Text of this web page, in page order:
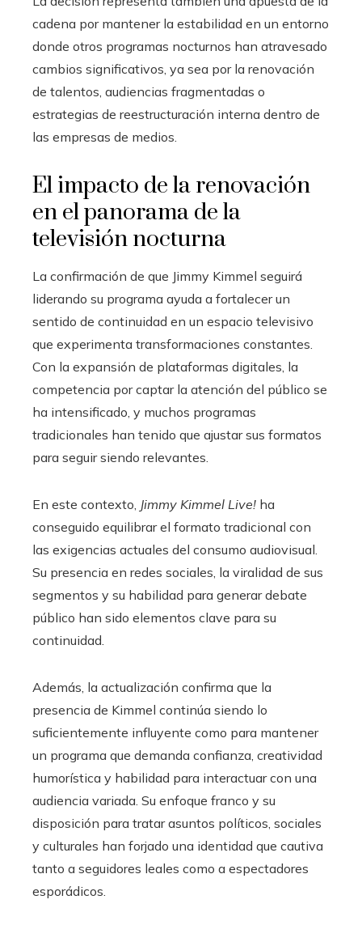
cadena por mantener la estabilidad en un entorno
donde otros programas nocturnos han atravesado
cambios significativos, ya sea por la renovación
de talentos, audiencias fragmentadas o
estrategias de reestructuración interna dentro de
las empresas de medios.
El impacto de la renovación
en el panorama de la
televisión nocturna
La confirmación de que Jimmy Kimmel seguirá
liderando su programa ayuda a fortalecer un
sentido de continuidad en un espacio televisivo
que experimenta transformaciones constantes.
Con la expansión de plataformas digitales, la
competencia por captar la atención del público se
ha intensificado, y muchos programas
tradicionales han tenido que ajustar sus formatos
para seguir siendo relevantes.
En este contexto, Jimmy Kimmel Live! ha
conseguido equilibrar el formato tradicional con
las exigencias actuales del consumo audiovisual.
Su presencia en redes sociales, la viralidad de sus
segmentos y su habilidad para generar debate
público han sido elementos clave para su
continuidad.
Además, la actualización confirma que la
presencia de Kimmel continúa siendo lo
suficientemente influyente como para mantener
un programa que demanda confianza, creatividad
humorística y habilidad para interactuar con una
audiencia variada. Su enfoque franco y su
disposición para tratar asuntos políticos, sociales
y culturales han forjado una identidad que cautiva
tanto a seguidores leales como a espectadores
esporádicos.